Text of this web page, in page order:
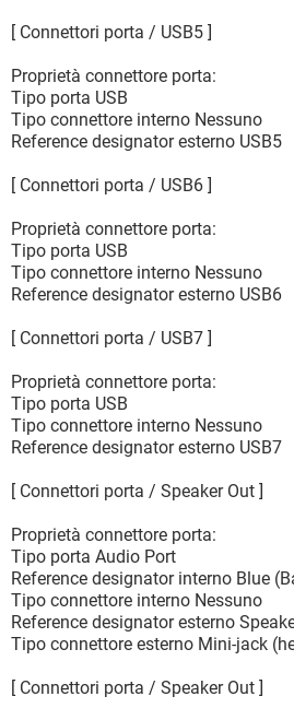
[ Connettori porta / USB5 ]
Proprietà connettore porta:
Tipo porta USB
Tipo connettore interno Nessuno
Reference designator esterno USB5
[ Connettori porta / USB6 ]
Proprietà connettore porta:
Tipo porta USB
Tipo connettore interno Nessuno
Reference designator esterno USB6
[ Connettori porta / USB7 ]
Proprietà connettore porta:
Tipo porta USB
Tipo connettore interno Nessuno
Reference designator esterno USB7
[ Connettori porta / Speaker Out ]
Proprietà connettore porta:
Tipo porta Audio Port
Reference designator interno Blue
Tipo connettore interno Nessuno
Reference designator esterno
Tipo connettore esterno Mini-jack
[ Connettori porta / Speaker Out ]